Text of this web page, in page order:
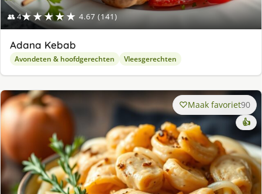
👥 4★★★★★ 4.67 (141)
Adana Kebab
Avondeten & hoofdgerechten Vleesgerechten
Maak favoriet90
👍